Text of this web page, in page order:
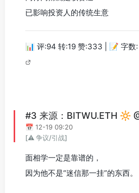
已影响投资人的传统生意
📊 评:94 转:19 赞:333 | 📝 字数:
#3 来源：BITWU.ETH 🔆
📅 12-19 09:20
[⚠️ 争议/引战]
面相学一定是靠谱的，
因为他不是“迷信那一挂”的东西。